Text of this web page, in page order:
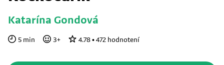
Katarína Gondová
5 min 3+ 4.78 • 472 hodnotení